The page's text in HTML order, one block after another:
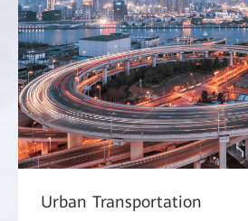
Urban Transportation